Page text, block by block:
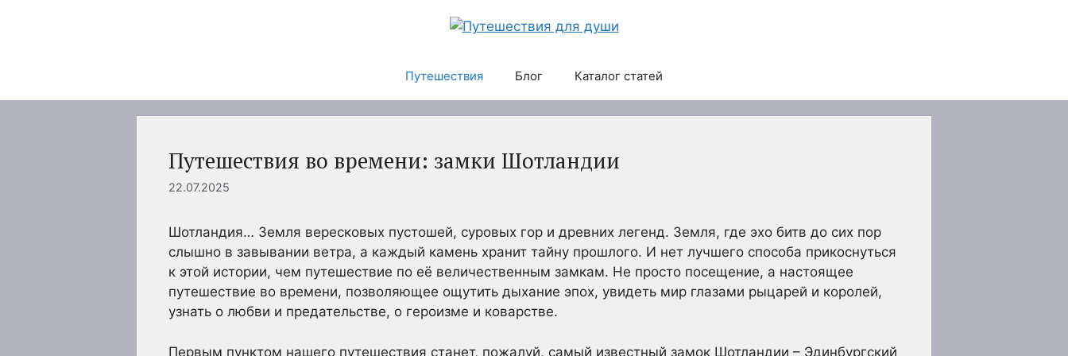
Путешествия Блог Каталог статей
Путешествия во времени: замки Шотландии
22.07.2025
Шотландия… Земля вересковых пустошей, суровых гор и древних легенд. Земля, где эхо битв до сих пор
слышно в завывании ветра, а каждый камень хранит тайну прошлого. И нет лучшего способа прикоснуться
к этой истории, чем путешествие по её величественным замкам. Не просто посещение, а настоящее
путешествие во времени, позволяющее ощутить дыхание эпох, увидеть мир глазами рыцарей и королей,
узнать о любви и предательстве, о героизме и коварстве.
Первым пунктом нашего путешествия станет, пожалуй, самый известный замок Шотландии – Эдинбургский